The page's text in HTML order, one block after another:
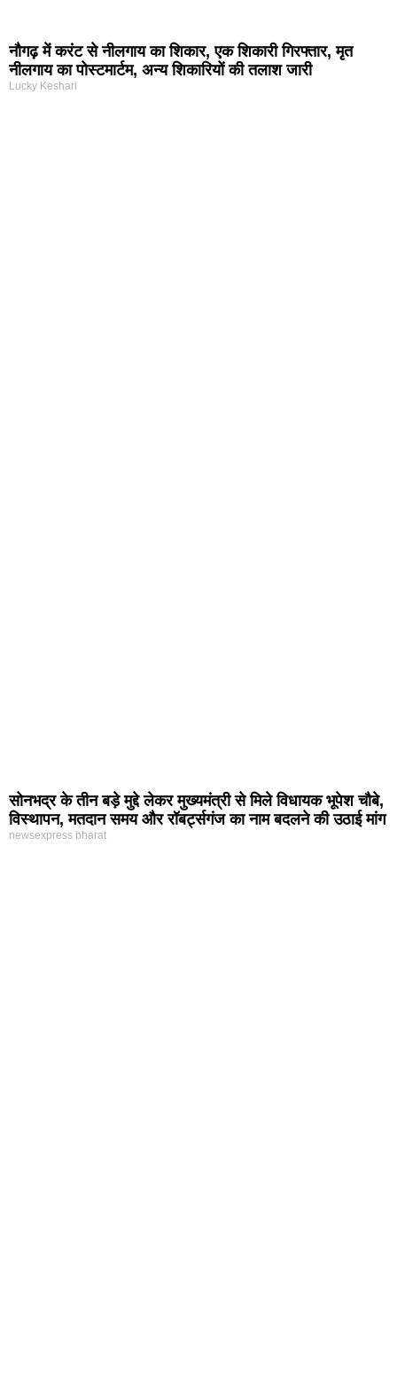
नौगढ़ में करंट से नीलगाय का शिकार, एक शिकारी गिरफ्तार, मृत
नीलगाय का पोस्टमार्टम, अन्य शिकारियों की तलाश जारी
Lucky Keshari
सोनभद्र के तीन बड़े मुद्दे लेकर मुख्यमंत्री से मिले विधायक भूपेश चौबे,
विस्थापन, मतदान समय और रॉबर्ट्सगंज का नाम बदलने की उठाई मांग
newsexpress bharat